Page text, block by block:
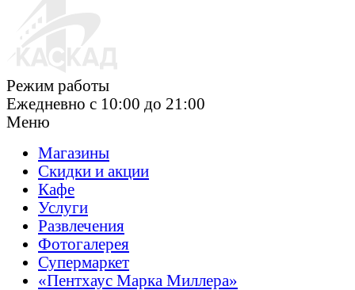
Режим работы
Ежедневно c 10:00 до 21:00
Меню
Магазины
Скидки и акции
Кафе
Услуги
Развлечения
Фотогалерея
Супермаркет
«Пентхаус Марка Миллера»